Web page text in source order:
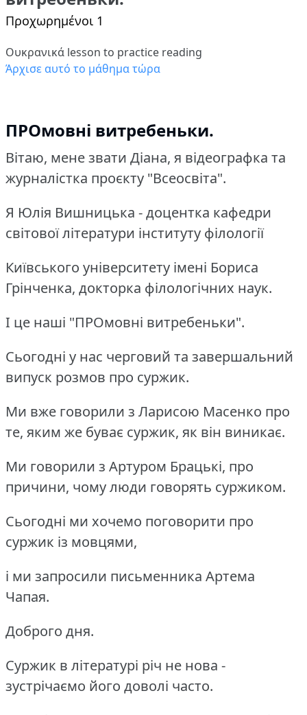
Προχωρημένοι 1
Ουκρανικά lesson to practice reading
Άρχισε αυτό το μάθημα τώρα
ПРОмовні витребеньки.
Вітаю, мене звати Діана, я відеографка та
журналістка проєкту "Всеосвіта".
Я Юлія Вишницька - доцентка кафедри
світової літератури інституту філології
Київського університету імені Бориса
Грінченка, докторка філологічних наук.
І це наші "ПРОмовні витребеньки".
Сьогодні у нас черговий та завершальний
випуск розмов про суржик.
Ми вже говорили з Ларисою Масенко про
те, яким же буває суржик, як він виникає.
Ми говорили з Артуром Брацькі, про
причини, чому люди говорять суржиком.
Сьогодні ми хочемо поговорити про
суржик із мовцями,
і ми запросили письменника Артема
Чапая.
Доброго дня.
Суржик в літературі річ не нова -
зустрічаємо його доволі часто.